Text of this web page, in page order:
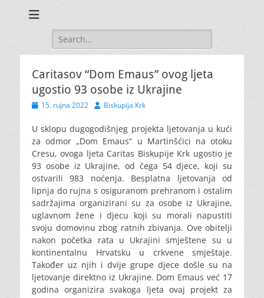
Search
for:
Caritasov “Dom Emaus” ovog ljeta
ugostio 93 osobe iz Ukrajine
Posted15. rujna 2022 AuthorBiskupija Krk
U sklopu dugogodišnjeg projekta ljetovanja u kući
za odmor „Dom Emaus“ u Martinšćici na otoku
Cresu, ovoga ljeta Caritas Biskupije Krk ugostio je
93 osobe iz Ukrajine, od čega 54 djece, koji su
ostvarili 983 noćenja. Besplatna ljetovanja od
lipnja do rujna s osiguranom prehranom i ostalim
sadržajima organizirani su za osobe iz Ukrajine,
uglavnom žene i djecu koji su morali napustiti
svoju domovinu zbog ratnih zbivanja. Ove obitelji
nakon početka rata u Ukrajini smještene su u
kontinentalnu Hrvatsku u crkvene smještaje.
Također uz njih i dvije grupe djece došle su na
ljetovanje direktno iz Ukrajine. Dom Emaus već 17
godina organizira svakoga ljeta ovaj projekt za